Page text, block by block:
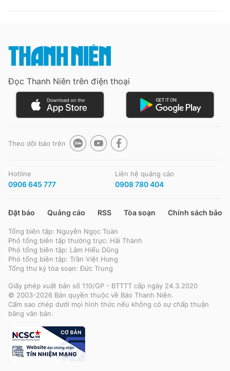
Đọc Thanh Niên trên điện thoại
Theo dõi báo trên
Hotline
0906 645 777
Liên hệ quảng cáo
0908 780 404
Đặt báo Quảng cáo RSS Tòa soạn Chính sách bảo
Tổng biên tập: Nguyễn Ngọc Toàn
Phó tổng biên tập thường trực: Hải Thành
Phó tổng biên tập: Lâm Hiếu Dũng
Phó tổng biên tập: Trần Việt Hưng
Tổng thư ký tòa soạn: Đức Trung
Giấy phép xuất bản số 110/GP - BTTTT cấp ngày 24.3.2020
© 2003-2026 Bản quyền thuộc về Báo Thanh Niên.
Cấm sao chép dưới mọi hình thức nếu không có sự chấp thuận
bằng văn bản.